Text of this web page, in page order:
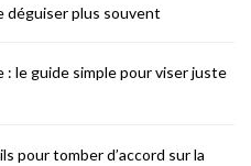
déguiser plus souvent
: le guide simple pour viser juste
pour tomber d’accord sur la